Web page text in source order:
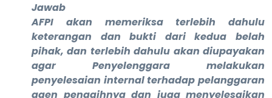
Jawab
AFPI akan memeriksa terlebih dahulu
keterangan dan bukti dari kedua belah
pihak, dan terlebih dahulu akan diupayakan
agar Penyelenggara melakukan
penyelesaian internal terhadap pelanggaran
agen penagihnya dan juga menyelesaikan